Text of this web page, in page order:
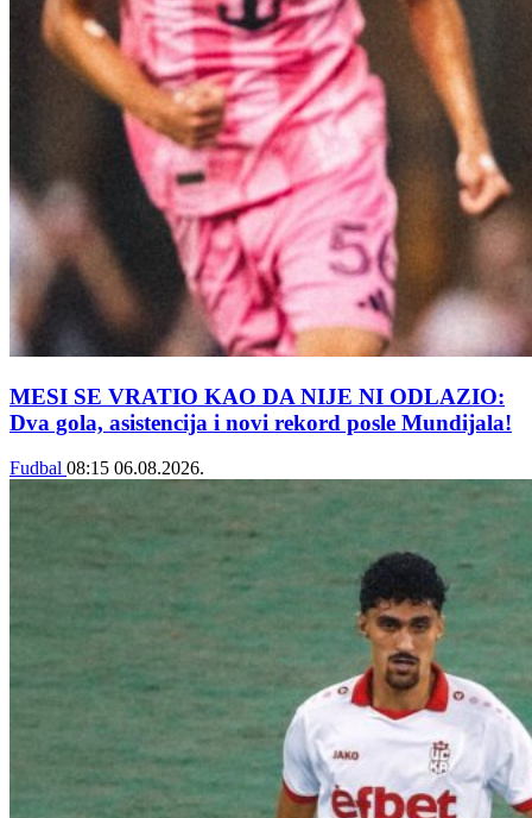
MESI SE VRATIO KAO DA NIJE NI ODLAZIO:
Dva gola, asistencija i novi rekord posle Mundijala!
Fudbal 08:15 06.08.2026.